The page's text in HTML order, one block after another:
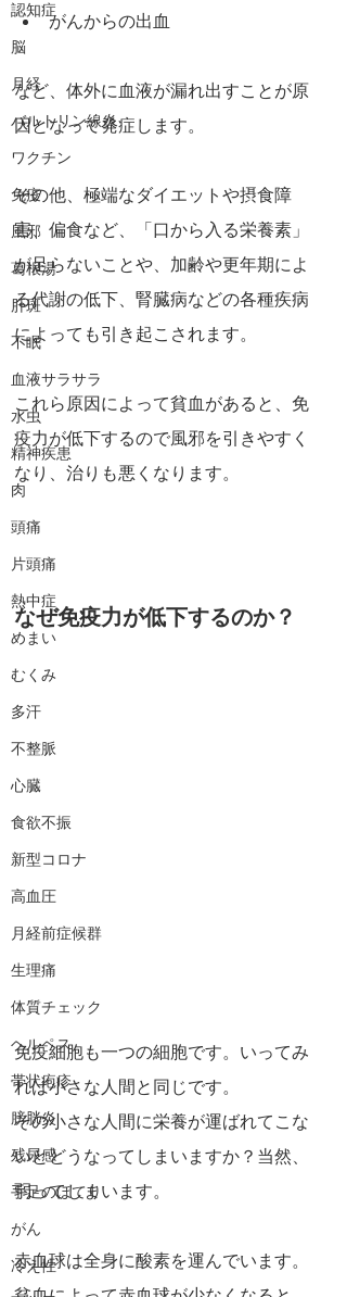
認知症
脳
月経
バルトリン線炎
ワクチン
免疫
風邪
葛根湯
肝斑
不眠
血液サラサラ
水虫
精神疾患
肉
頭痛
片頭痛
熱中症
めまい
むくみ
多汗
不整脈
心臓
食欲不振
新型コロナ
高血圧
月経前症候群
生理痛
体質チェック
ヘルペス
帯状疱疹
膀胱炎
残尿感
手足のほてり
がん
冷え性
がんからの出血
など、体外に血液が漏れ出すことが原
因となって発症します。
その他、極端なダイエットや摂食障
害、偏食など、「口から入る栄養素」
が足らないことや、加齢や更年期によ
る代謝の低下、腎臓病などの各種疾病
によっても引き起こされます。
これら原因によって貧血があると、免
疫力が低下するので風邪を引きやすく
なり、治りも悪くなります。
なぜ免疫力が低下するのか？
免疫細胞も一つの細胞です。いってみ
れば小さな人間と同じです。
その小さな人間に栄養が運ばれてこな
いとどうなってしまいますか？当然、
弱ってしまいます。
赤血球は全身に酸素を運んでいます。